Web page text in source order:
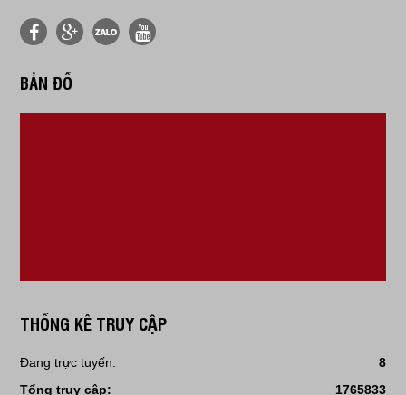
BẢN ĐỒ
THỐNG KÊ TRUY CẬP
Đang trực tuyến:
8
Tổng truy cập:
1765833